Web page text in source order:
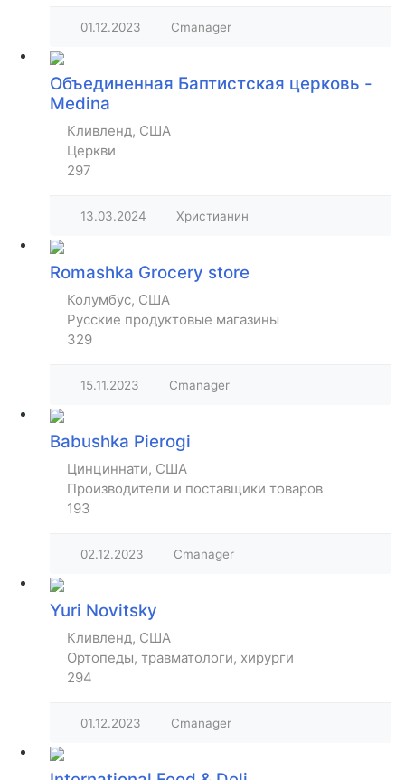
01.12.2023 Cmanager
Объединенная Баптистская церковь -
Medina
Кливленд, США
Церкви
297
13.03.2024 Христианин
Romashka Grocery store
Колумбус, США
Русские продуктовые магазины
329
15.11.2023 Cmanager
Babushka Pierogi
Цинциннати, США
Производители и поставщики товаров
193
02.12.2023 Cmanager
Yuri Novitsky
Кливленд, США
Ортопеды, травматологи, хирурги
294
01.12.2023 Cmanager